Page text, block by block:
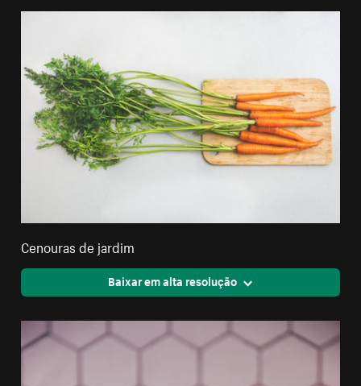
Cenouras de jardim
Baixar em alta resolução